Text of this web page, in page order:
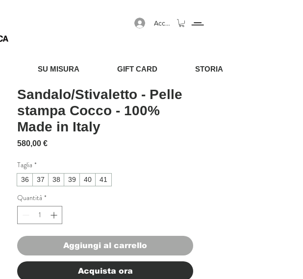
Accedi
SU MISURA GIFT CARD STORIA
Sandalo/Stivaletto - Pelle
stampa Cocco - 100%
Made in Italy
580,00 €Prezzo
Taglia *
36 37 38 39 40 41
Quantità *
Aggiungi al carrello
Acquista ora